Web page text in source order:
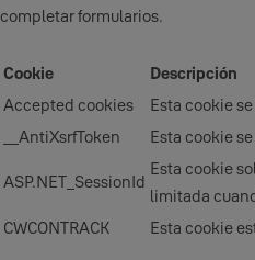
completar formularios.
Cookie Descripción
Accepted cookies
Esta cookie
__AntiXsrfToken
Esta cookie
ASP.NET_SessionId
Esta cookie
limitada
CWCONTRACK Esta cookie